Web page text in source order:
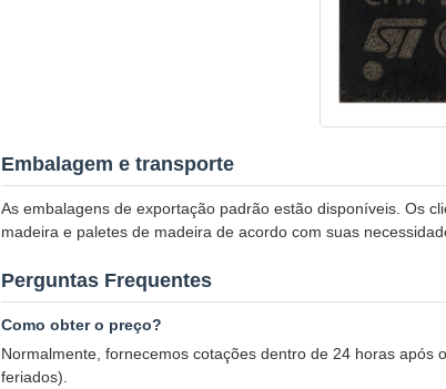
Embalagem e transporte
As embalagens de exportação padrão estão disponíveis. Os
madeira e paletes de madeira de acordo com suas
Perguntas Frequentes
Como obter o preço?
Normalmente, fornecemos cotações dentro de 24 horas
feriados).